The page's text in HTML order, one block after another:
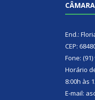
End.:
CEP:
Fone: (91)
Horário
8:00h às
E-mail: